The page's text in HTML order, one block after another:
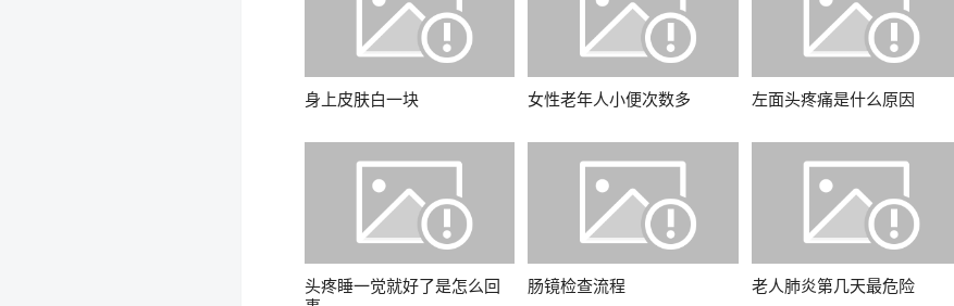
身上皮肤白一块 女性老年人小便次数多 左面头疼痛是什么原因
头疼睡一觉就好了是怎么回
肠镜检查流程 老人肺炎第几天最危险